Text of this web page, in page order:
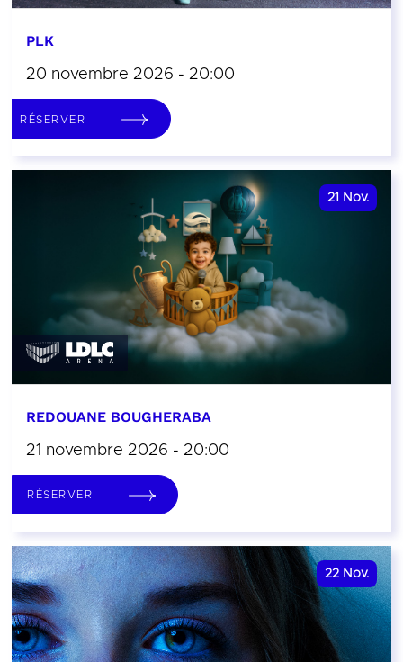
PLK
20 novembre 2026 - 20:00
RÉSERVER
21 Nov.
REDOUANE BOUGHERABA
21 novembre 2026 - 20:00
RÉSERVER
22 Nov.